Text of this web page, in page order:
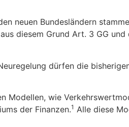
neuen Bundesländern
diesem Grund Art. 3 GG und
dürfen die
Modellen, wie
der Finanzen.1 Alle diese